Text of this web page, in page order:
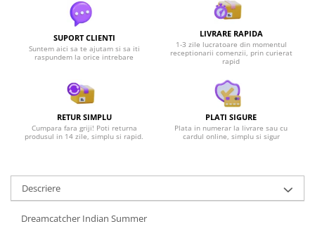
SUPORT CLIENTI
Suntem aici sa te ajutam si sa iti
raspundem la orice intrebare
LIVRARE RAPIDA
1-3 zile lucratoare din momentul
receptionarii comenzii, prin curierat
rapid
RETUR SIMPLU
Cumpara fara griji! Poti returna
produsul in 14 zile, simplu si rapid.
PLATI SIGURE
Plata in numerar la livrare sau cu
cardul online, simplu si sigur
Descriere
Dreamcatcher Indian Summer